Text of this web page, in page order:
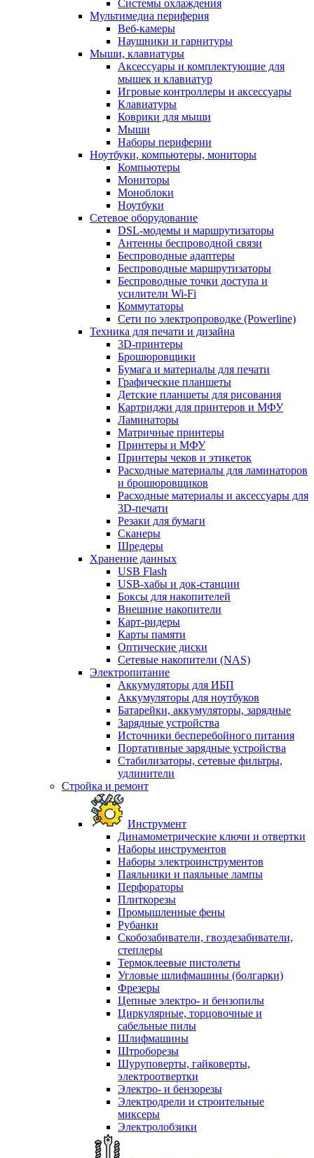
Системы охлаждения
Мультимедиа периферия
Веб-камеры
Наушники и гарнитуры
Мыши, клавиатуры
Аксессуары и комплектующие для
мышек и клавиатур
Игровые контроллеры и аксессуары
Клавиатуры
Коврики для мыши
Мыши
Наборы периферии
Ноутбуки, компьютеры, мониторы
Компьютеры
Мониторы
Моноблоки
Ноутбуки
Сетевое оборудование
DSL-модемы и маршрутизаторы
Антенны беспроводной связи
Беспроводные адаптеры
Беспроводные маршрутизаторы
Беспроводные точки доступа и
усилители Wi-Fi
Коммутаторы
Сети по электропроводке (Powerline)
Техника для печати и дизайна
3D-принтеры
Брошюровщики
Бумага и материалы для печати
Графические планшеты
Детские планшеты для рисования
Картриджи для принтеров и МФУ
Ламинаторы
Матричные принтеры
Принтеры и МФУ
Принтеры чеков и этикеток
Расходные материалы для ламинаторов
и брошюровщиков
Расходные материалы и аксессуары для
3D-печати
Резаки для бумаги
Сканеры
Шредеры
Хранение данных
USB Flash
USB-хабы и док-станции
Боксы для накопителей
Внешние накопители
Карт-ридеры
Карты памяти
Оптические диски
Сетевые накопители (NAS)
Электропитание
Аккумуляторы для ИБП
Аккумуляторы для ноутбуков
Батарейки, аккумуляторы, зарядные
Зарядные устройства
Источники бесперебойного питания
Портативные зарядные устройства
Стабилизаторы, сетевые фильтры,
удлинители
Стройка и ремонт
Инструмент
Динамометрические ключи и отвертки
Наборы инструментов
Наборы электроинструментов
Паяльники и паяльные лампы
Перфораторы
Плиткорезы
Промышленные фены
Рубанки
Скобозабиватели, гвоздезабиватели,
степлеры
Термоклеевые пистолеты
Угловые шлифмашины (болгарки)
Фрезеры
Цепные электро- и бензопилы
Циркулярные, торцовочные и
сабельные пилы
Шлифмашины
Штроборезы
Шуруповерты, гайковерты,
электроотвертки
Электро- и бензорезы
Электродрели и строительные
миксеры
Электролобзики